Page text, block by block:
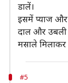
डालें।
इसमें प्याज
दाल और
मसाले
#5